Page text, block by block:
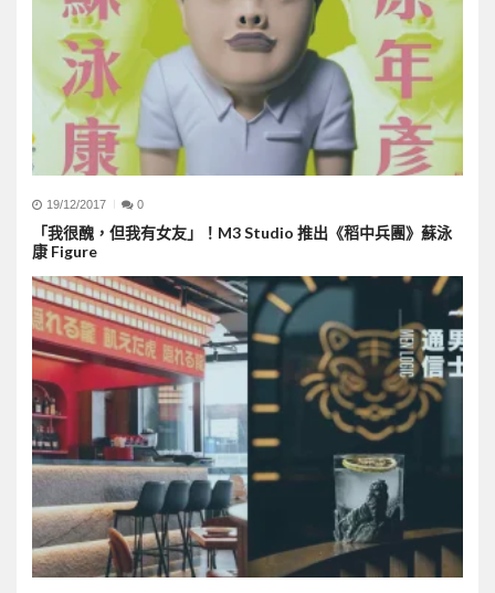
19/12/2017 0
「我很醜，但我有女友」！M3 Studio 推出《稻中兵團》蘇泳
康 Figure